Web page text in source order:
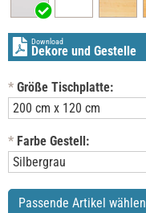
Download
Dekore und Gestelle
* Größe Tischplatte:
* Farbe Gestell:
Passende Artikel wählen